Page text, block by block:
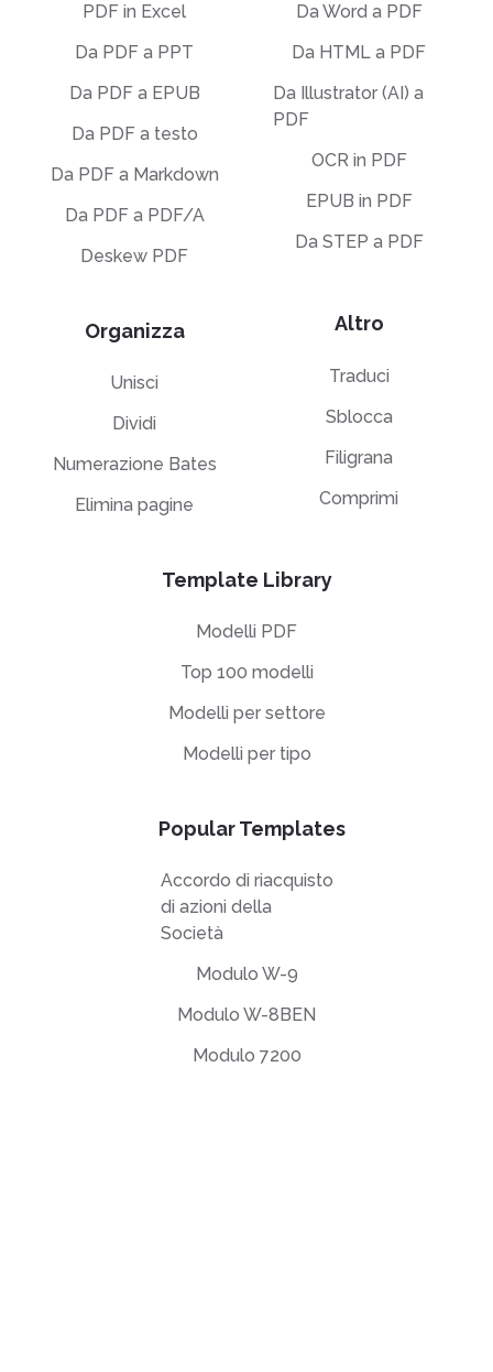
PDF in Excel
Da PDF a PPT
Da PDF a EPUB
Da PDF a testo
Da PDF a Markdown
Da PDF a PDF/A
Deskew PDF
Organizza
Unisci
Dividi
Numerazione Bates
Elimina pagine
Da Word a PDF
Da HTML a PDF
Da Illustrator (AI) a
PDF
OCR in PDF
EPUB in PDF
Da STEP a PDF
Altro
Traduci
Sblocca
Filigrana
Comprimi
Template Library
Modelli PDF
Top 100 modelli
Modelli per settore
Modelli per tipo
Popular Templates
Accordo di riacquisto
di azioni della
Società
Modulo W-9
Modulo W-8BEN
Modulo 7200